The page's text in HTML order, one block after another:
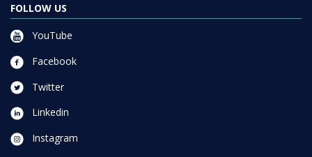
FOLLOW US
YouTube
Facebook
Twitter
Linkedin
Instagram